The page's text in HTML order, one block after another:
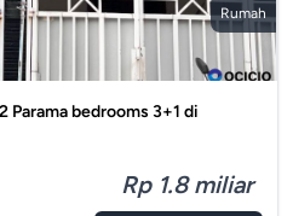
Rumah
bedrooms 3+1 di
Rp 1.8 miliar